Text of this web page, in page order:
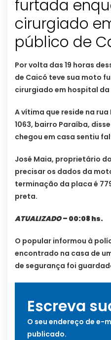
furtada
cirurgiado
público de
Por volta das 19 horas
de Caicó teve sua moto
cirurgiado em hospital
A vítima que reside na
1063, bairro Paraíba,
chegou em casa sentiu
José Maia, proprietário
precisar os dados da
terminação da placa é
preta.
ATUALIZADO – 00:08 hs.
O popular informou à
encontrado na casa de
de segurança foi
Escreva
O seu endereço de e-
publicado.